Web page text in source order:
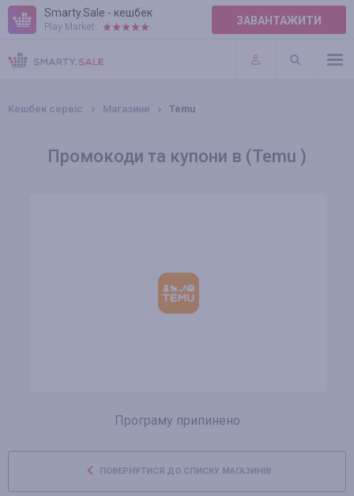
Smarty.Sale - кешбек
Play Market: ЗАВАНТАЖИТИ
ПРАВИЛА
ПЛАГІНИ
Кешбек сервіс Магазини Temu
Промокоди та купони в (Temu )
Програму припинено
ПОВЕРНУТИСЯ ДО СПИСКУ МАГАЗИНІВ